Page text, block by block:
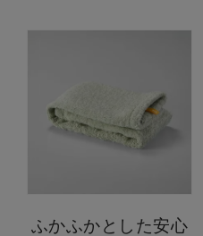
ふかふかとした安心